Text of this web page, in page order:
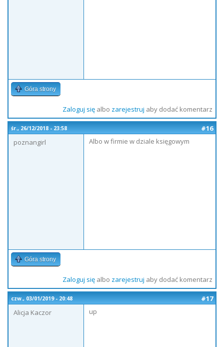
Góra strony
Zaloguj sięalbo zarejestruj aby dodać komentarz
śr., 26/12/2018 - 23:58
#16
poznangirl
Albo w firmie w dziale księgowym
Góra strony
Zaloguj sięalbo zarejestruj aby dodać komentarz
czw., 03/01/2019 - 20:48
#17
Alicja Kaczor
up